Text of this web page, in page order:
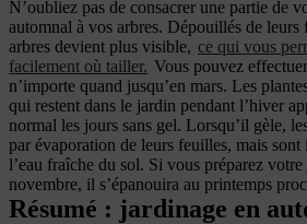
N’oubliez pas de consacrer une partie de
automnal à vos arbres. Dépouillés de leurs
arbres devient plus visible, ce qui vous
facilement où tailler. Vous pouvez
n’importe quand jusqu’en mars. Les
qui restent dans le jardin pendant l’hiver
normal les jours sans gel. Lorsqu’il gèle,
par évaporation de leurs feuilles, mais sont
l’eau fraîche du sol. Si vous préparez
novembre, il s’épanouira au printemps
Résumé : jardinage en